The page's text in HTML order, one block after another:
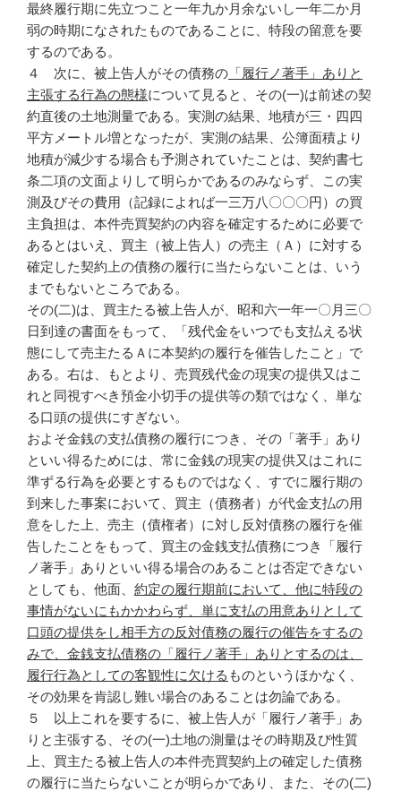
最終履行期に先立つこと一年九か月余ないし一年二か月
弱の時期になされたものであることに、特段の留意を要
するのである。
４ 次に、被上告人がその債務の 「履行ノ著手」ありと
主張する行為の態様について見ると、その(一)は前述の契
約直後の土地測量である。実測の結果、地積が三・四四
平方メートル増となったが、実測の結果、公簿面積より
地積が減少する場合も予測されていたことは、契約書七
条二項の文面よりして明らかであるのみならず、この実
測及びその費用（記録によれば一三万八〇〇〇円）の買
主負担は、本件売買契約の内容を確定するために必要で
あるとはいえ、買主（被上告人）の売主（Ａ）に対する
確定した契約上の債務の履行に当たらないことは、いう
までもないところである。
その(二)は、買主たる被上告人が、昭和六一年一〇月三〇
日到達の書面をもって、「残代金をいつでも支払える状
態にして売主たるＡに本契約の履行を催告したこと」で
ある。右は、もとより、売買残代金の現実の提供又はこ
れと同視すべき預金小切手の提供等の類ではなく、単な
る口頭の提供にすぎない。
およそ金銭の支払債務の履行につき、その「著手」あり
といい得るためには、常に金銭の現実の提供又はこれに
準ずる行為を必要とするものではなく、すでに履行期の
到来した事案において、買主（債務者）が代金支払の用
意をした上、売主（債権者）に対し反対債務の履行を催
告したことをもって、買主の金銭支払債務につき「履行
ノ著手」ありといい得る場合のあることは否定できない
としても、他面、 約定の履行期前において、他に特段の
事情がないにもかかわらず、単に支払の用意ありとして
口頭の提供をし相手方の反対債務の履行の催告をするの
みで、金銭支払債務の「履行ノ著手」ありとするのは、
履行行為としての客観性に欠ける ものというほかなく、
その効果を肯認し難い場合のあることは勿論である。
５ 以上これを要するに、被上告人が「履行ノ著手」あ
りと主張する、その(一)土地の測量はその時期及び性質
上、買主たる被上告人の本件売買契約上の確定した債務
の履行に当たらないことが明らかであり、また、その(二)